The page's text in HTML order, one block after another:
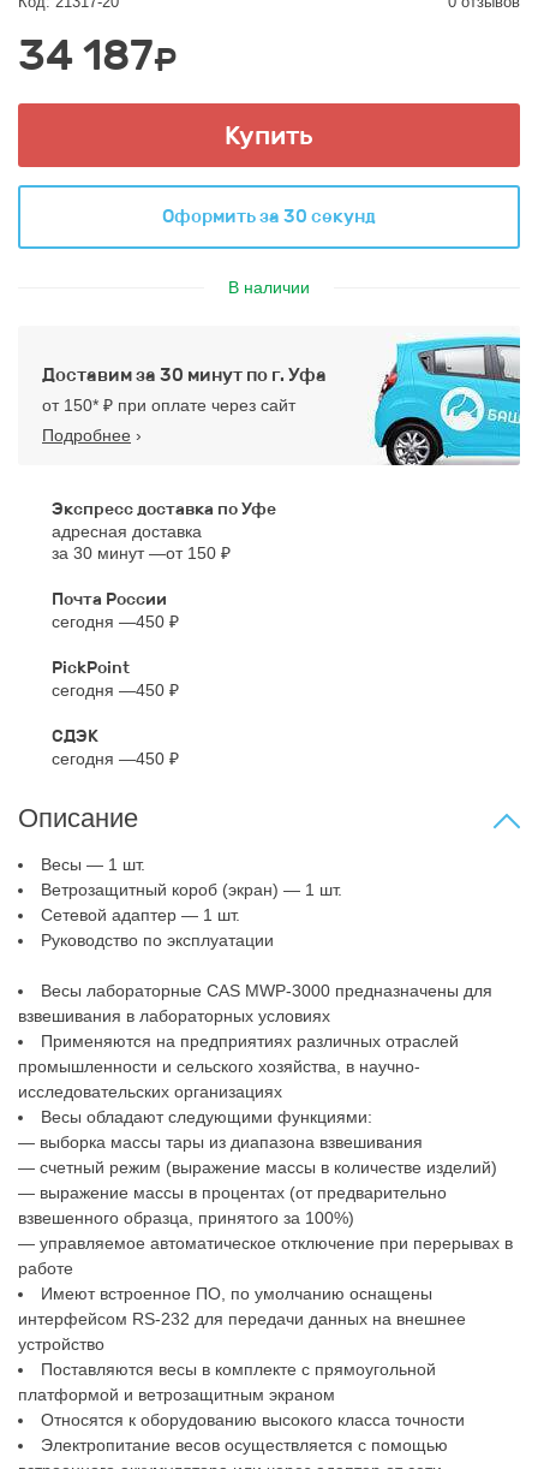
34 187₽
Купить
Оформить за 30 секунд
В наличии
Доставим за 30 минут по г. Уфа
от 150* ₽ при оплате через сайт
Подробнее ›
Экспресс доставка по Уфе
адресная доставка
за 30 минут
от 150 ₽
Почта России
сегодня 450 ₽
PickPoint
сегодня 450 ₽
СДЭК
сегодня 450 ₽
Описание
Весы — 1 шт.
Ветрозащитный короб (экран) — 1 шт.
Сетевой адаптер — 1 шт.
Руководство по эксплуатации
Весы лабораторные CAS MWP-3000 предназначены для
взвешивания в лабораторных условиях
Применяются на предприятиях различных отраслей
промышленности и сельского хозяйства, в научно-
исследовательских организациях
Весы обладают следующими функциями:
— выборка массы тары из диапазона взвешивания
— счетный режим (выражение массы в количестве изделий)
— выражение массы в процентах (от предварительно
взвешенного образца, принятого за 100%)
— управляемое автоматическое отключение при перерывах в
работе
Имеют встроенное ПО, по умолчанию оснащены
интерфейсом RS-232 для передачи данных на внешнее
устройство
Поставляются весы в комплекте с прямоугольной
платформой и ветрозащитным экраном
Относятся к оборудованию высокого класса точности
Электропитание весов осуществляется с помощью